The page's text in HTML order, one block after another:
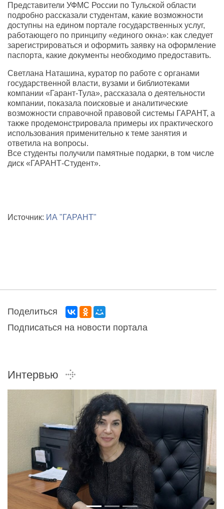
Представители УФМС России по Тульской области
подробно рассказали студентам, какие возможности
доступны на едином портале государственных услуг,
работающего по принципу «единого окна»: как следует
зарегистрироваться и оформить заявку на оформление
паспорта, какие документы необходимо предоставить.
Светлана Наташина, куратор по работе с органами
государственной власти, вузами и библиотеками
компании «Гарант-Тула», рассказала о деятельности
компании, показала поисковые и аналитические
возможности справочной правовой системы ГАРАНТ, а
также продемонстрировала примеры их практического
использования применительно к теме занятия и
ответила на вопросы.
Все студенты получили памятные подарки, в том числе
диск «ГАРАНТ-Студент».
Источник: ИА "ГАРАНТ"
Поделиться
Подписаться на новости портала
Интервью